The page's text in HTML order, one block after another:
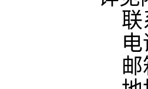
联